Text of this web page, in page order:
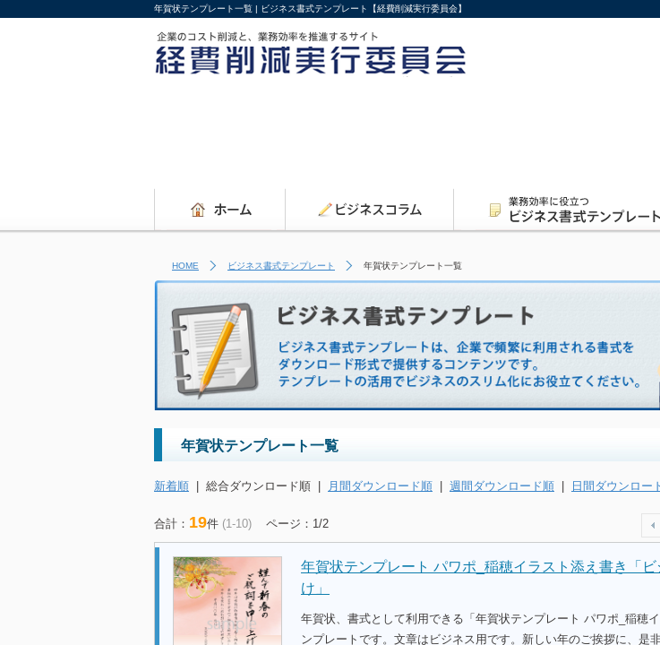
年賀状テンプレート一覧 | ビジネス書式テンプレート【経費削減実行委員会】
HOME ビジネス書式テンプレート 年賀状テンプレート一覧
年賀状テンプレート一覧
新着順 | 総合ダウンロード順 | 月間ダウンロード順 | 週間ダウンロード順 | 日間ダウンロー
合計： 19件 (1-10) ページ：1/2
年賀状テンプレート パワポ_稲穂イラスト添え書き「ビ
け」
年賀状、書式として利用できる「年賀状テンプレート パワポ_稲穂
ンプレートです。文章はビジネス用です。新しい年のご挨拶に、是